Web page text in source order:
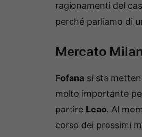
ragionamenti del
perché parliamo di
Mercato
Fofana si sta
molto importante
partire Leao. Al
corso dei prossimi